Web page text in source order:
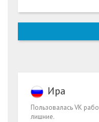
Ира
Пользовалась VK
лишние.